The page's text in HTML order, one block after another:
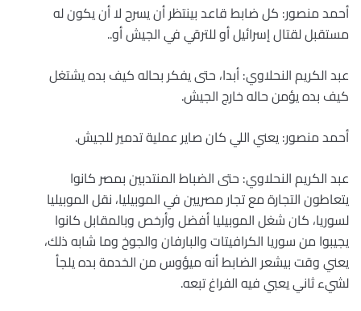
أحمد منصور: كل ضابط قاعد بينتظر أن يسرح لا أن يكون له
مستقبل لقتال إسرائيل أو للترقي في الجيش أو..
عبد الكريم النحلاوي: أبدا، حتى يفكر بحاله كيف بده يشتغل
كيف بده يؤمن حاله خارج الجيش.
أحمد منصور: يعني اللي كان صاير عملية تدمير للجيش.
عبد الكريم النحلاوي: حتى الضباط المنتدبين بمصر كانوا
يتعاطون التجارة مع تجار مصريين في الموبيليا، نقل الموبيليا
لسوريا، كان شغل الموبيليا أفضل وأرخص وبالمقابل كانوا
يجيبوا من سوريا الكرافيتات والبارفان والجوخ وما شابه ذلك،
يعني وقت بيشعر الضابط أنه ميؤوس من الخدمة بده يلجأ
لشيء ثاني يعبي فيه الفراغ تبعه.